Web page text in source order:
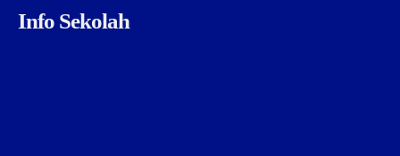
Info Sekolah